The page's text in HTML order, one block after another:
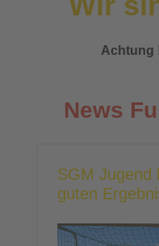
Achtung
News
SGM Jugend
guten